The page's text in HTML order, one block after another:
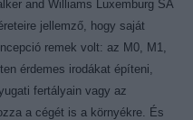
and Williams Luxemburg SA
jellemző, hogy saját
remek volt: az M0, M1,
érdemes irodákat építeni,
fertályain vagy az
a cégét is a környékre. És